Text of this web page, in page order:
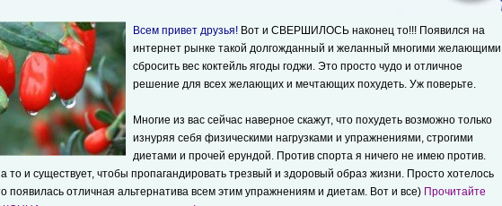
Всем привет друзья! Вот и СВЕРШИЛОСЬ наконец то!!! Появился на
интернет рынке такой долгожданный и желанный многими желающими
сбросить вес коктейль ягоды годжи. Это просто чудо и отличное
решение для всех желающих и мечтающих похудеть. Уж поверьте.
Многие из вас сейчас наверное скажут, что похудеть возможно только
изнуряя себя физическими нагрузками и упражнениями, строгими
диетами и прочей ерундой. Против спорта я ничего не имею против.
то и существует, чтобы пропагандировать трезвый и здоровый образ жизни. Просто хотелось
появилась отличная альтернатива всем этим упражнениям и диетам. Вот и все) Прочитайте